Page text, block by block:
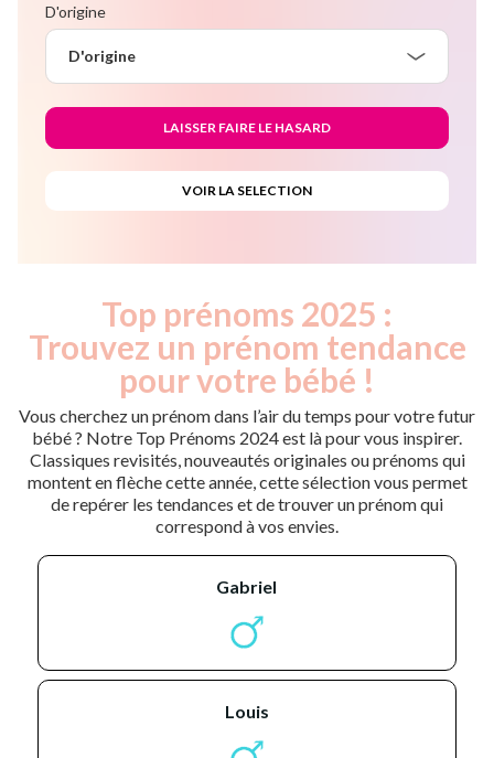
D'origine
D'origine
Top prénoms 2025 :
Trouvez un prénom tendance
pour votre bébé !
Vous cherchez un prénom dans l’air du temps pour votre futur
bébé ? Notre Top Prénoms 2024 est là pour vous inspirer.
Classiques revisités, nouveautés originales ou prénoms qui
montent en flèche cette année, cette sélection vous permet
de repérer les tendances et de trouver un prénom qui
correspond à vos envies.
gabriel
louis